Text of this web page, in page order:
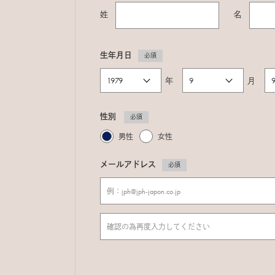
姓 名
生年月日 必須
年 月
性別 必須
男性 女性
メールアドレス 必須